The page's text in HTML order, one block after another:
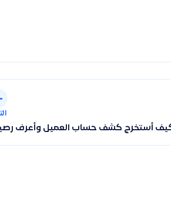
الحساب وتحديد الفترة الزمنية
أستخرج كشف حساب العميل وأعرف